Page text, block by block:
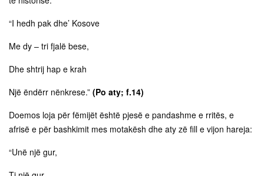
“I hedh pak dhe’ Kosove
Me dy – tri fjalë bese,
Dhe shtrij hap e krah
Një ëndërr nënkrese.” (Po aty; f.14)
Doemos loja për fëmijët është pjesë e pandashme e rritës, e
afrisë e për bashkimit mes motakësh dhe aty zë fill e vijon hareja:
“Unë një gur,